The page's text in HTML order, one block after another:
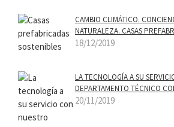
CAMBIO CLIMÁTICO.
NATURALEZA. CASAS
18/12/2019
LA TECNOLOGÍA A SU
DEPARTAMENTO TÉCNICO
20/11/2019